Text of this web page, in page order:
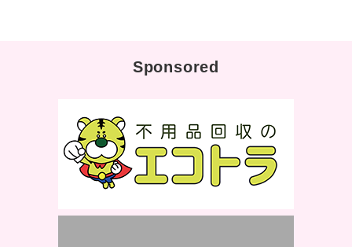
Sponsored